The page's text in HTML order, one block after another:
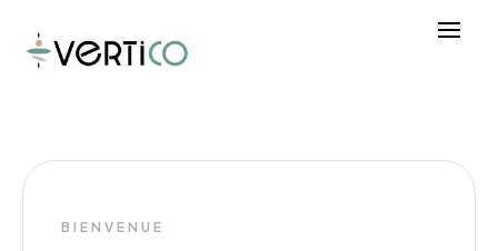
BIENVENUE